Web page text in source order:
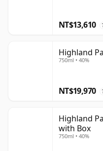
NT$13,610
Highland
750ml • 40%
NT$19,970
Highland
with Box
750ml • 40%